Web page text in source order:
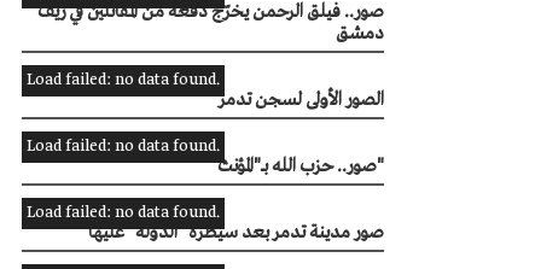
صور.. فيلق الرحمن يخرّج دفعة من المقاتلين في ريف
دمشق
Load failed: no data found.
الصور الأولى لسجن تدمر
Load failed: no data found.
صور.. حزب الله بــ"المؤنث"
Load failed: no data found.
صور مدينة تدمر بعد سيطرة "الدولة" عليها